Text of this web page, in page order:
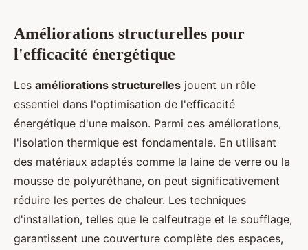
Améliorations structurelles pour
l'efficacité énergétique
Les améliorations structurelles jouent un rôle
essentiel dans l'optimisation de l'efficacité
énergétique d'une maison. Parmi ces améliorations,
l'isolation thermique est fondamentale. En utilisant
des matériaux adaptés comme la laine de verre ou la
mousse de polyuréthane, on peut significativement
réduire les pertes de chaleur. Les techniques
d'installation, telles que le calfeutrage et le soufflage,
garantissent une couverture complète des espaces,